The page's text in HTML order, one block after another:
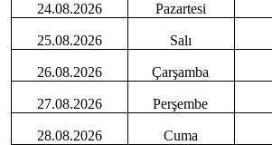
24.08.2026 Pazartesi
25.08.2026 Salı
26.08.2026 Çarşamba
27.08.2026 Perşembe
28.08.2026 Cuma